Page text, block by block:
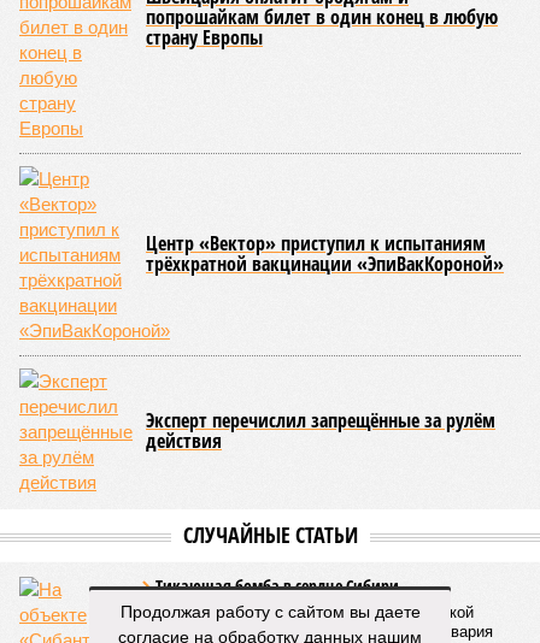
отчитывался о поэтапной готовности – 90%, затем 97%, с
конкретными инженерными работами (усиление
монолитных конструкций, устранение проектных ошибок) –
то по «Станции Л» подобной публичной отчётности
дольщики не видят. Ни Capital Group, ни кураторы
строительства не подтверждают ни соблюдения графика
строительства, ни объёма фактически выполненных работ.
Напрашивается закономерный вопрос: если
декларируемая «Capital Group модель (достраивать
проблемные объекты SSD») сработала на
Лосиноостровской, почему она не масштабируется на
Люблино? И означает ли отсутствие техники на площадке,
что в реальности подрядчик по «Станции Л» ещё даже не
определён?
2025–2026 годах, похоже, не изменили ситуацию.
последние месяцы в личном общении нам перестали
называть даже ориентировочные сроки»
расстроенные дольщики.
Казалось бы, формально ответственность по
достраиванию объекта распределена. Seven Suns
Development – банкрот, часть его структур признана
несостоятельной ещё в 2024 году, бенефициар компании
находится под следствием по ст. 200.3 УК РФ. Достройку
Продолжая работу с сайтом вы даете
согласие на обработку данных нашим